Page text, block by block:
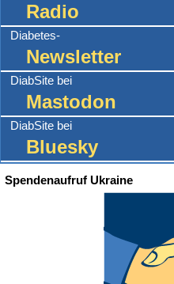
Radio
Diabetes-
Newsletter
DiabSite bei
Mastodon
DiabSite bei
Bluesky
Spendenaufruf Ukraine